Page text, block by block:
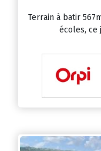
Terrain à batir
écoles, ce